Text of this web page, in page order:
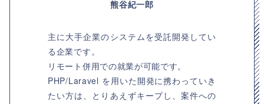
熊谷紀一郎
主に大手企業のシステムを受託開発してい
る企業です。
リモート併用での就業が可能です。
PHP/Laravel を用いた開発に携わっていき
たい方は、とりあえずキープし、案件への